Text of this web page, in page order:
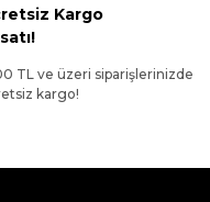
Kargo
TL ve üzeri siparişlerinizde
kargo!